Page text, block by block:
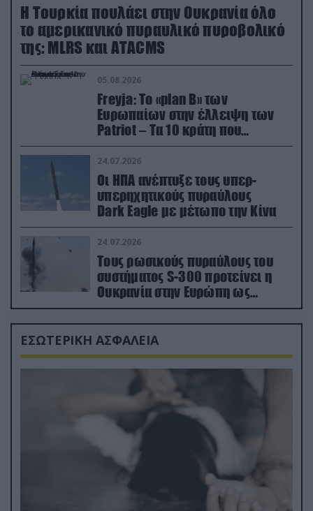
Η Τουρκία πουλάει στην Ουκρανία όλο
το αμερικανικό πυραυλικό πυροβολικό
της: MLRS και ΑΤΑCMS
05.08.2026
Freyja: Το «plan Β» των
Ευρωπαίων στην έλλειψη των
Patriot – Τα 10 κράτη που
συμμετέχουν στο δίκτυο
συνεργασίας
24.07.2026
Οι ΗΠΑ ανέπτυξε τους υπερ-
υπερηχητικούς πυραύλους
Dark Eagle με μέτωπο την Κίνα
24.07.2026
Τους ρωσικούς πυραύλους του
συστήματος S-300 προτείνει η
Ουκρανία στην Ευρώπη ως
αντιβαλλιστικό σύστημα
ΕΣΩΤΕΡΙΚΗ ΑΣΦΑΛΕΙΑ